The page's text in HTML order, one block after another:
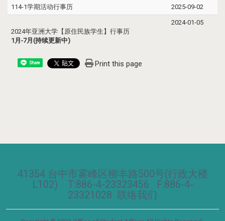
114-1学期活动行事历 2025-09-02
2024年亚洲大学【原住民族学生】行事历
1月-7月(持续更新中)
2024-01-05
Share Print this page
41354 台中市雾峰区柳丰路500号(行政大楼
L102) T:886-4-23323456 F:886-4-
23321028 联络我们